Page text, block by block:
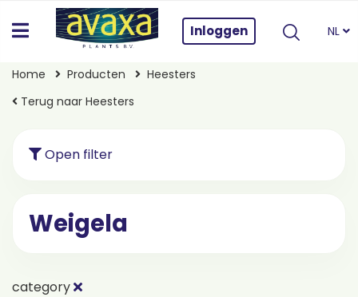
Inloggen NL
Home Producten
Heesters
Terug naar Heesters
Open filter
Weigela
category